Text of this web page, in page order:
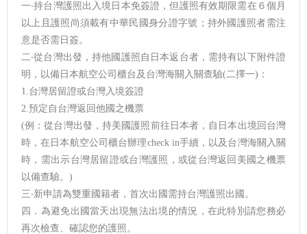
一‧持台灣護照出入境日本免簽證，但護照有效期限需在６個月
以上且護照尚須載有中華民國身分證字號；持外國護照者需注
意是否需日簽。
二‧從台灣出發，持他國護照自日本返台者，需持有以下附件證
明，以備日本航空公司櫃台及台灣海關入關查驗(二擇一)：
1.台灣居留證或台灣入境簽證
2.預定自台灣返回他國之機票
(例：從台灣出發，持美國護照前往日本者，自日本出境回台灣
時，在日本航空公司櫃台辦理check in手續，以及台灣海關入關
時，需出示台灣居留證或台灣護照，或從台灣返回美國之機票
以備查驗。)
三‧新申請為雙重國籍者，首次出國需持台灣護照出國。
四．為避免出國當天出現無法出境的情況，在此特別請您務必
再次檢查、確認您的護照。